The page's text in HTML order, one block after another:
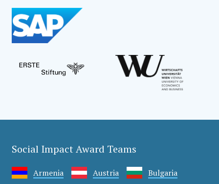
Social Impact Award Teams
Armenia Austria Bulgaria